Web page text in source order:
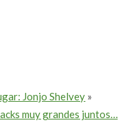
Jonjo Shelvey »
muy grandes juntos…